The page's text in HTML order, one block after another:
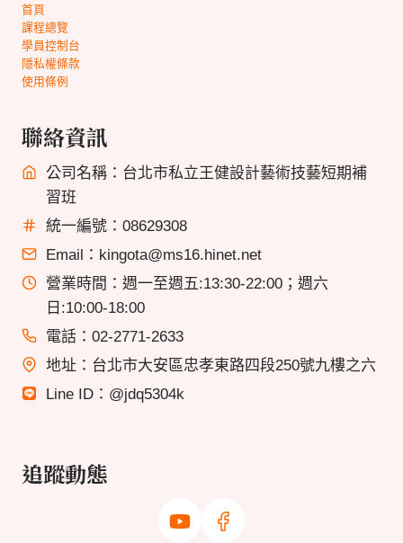
首頁
課程總覽
學員控制台
隱私權條款
使用條例
聯絡資訊
公司名稱：台北市私立王健設計藝術技藝短期補
習班
統一編號：08629308
Email：kingota@ms16.hinet.net
營業時間：週一至週五:13:30-22:00；週六
日:10:00-18:00
電話：02-2771-2633
地址：台北市大安區忠孝東路四段250號九樓之六
Line ID：@jdq5304k
追蹤動態